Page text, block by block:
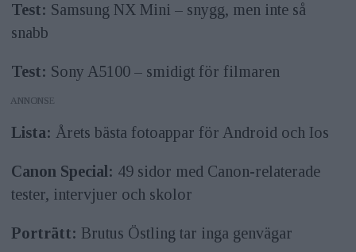
Test: Samsung NX Mini – snygg, men inte så
snabb
Test: Sony A5100 – smidigt för filmaren
ANNONS
Lista: Årets bästa fotoappar för Android och Ios
Canon Special: 49 sidor med Canon-relaterade
tester, intervjuer och skolor
Porträtt: Brutus Östling tar inga genvägar